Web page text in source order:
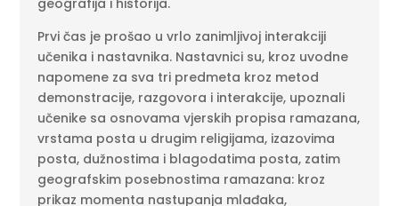
geografija i historija.
Prvi čas je prošao u vrlo zanimljivoj interakciji
učenika i nastavnika. Nastavnici su, kroz uvodne
napomene za sva tri predmeta kroz metod
demonstracije, razgovora i interakcije, upoznali
učenike sa osnovama vjerskih propisa ramazana,
vrstama posta u drugim religijama, izazovima
posta, dužnostima i blagodatima posta, zatim
geografskim posebnostima ramazana: kroz
prikaz momenta nastupanja mlađaka,